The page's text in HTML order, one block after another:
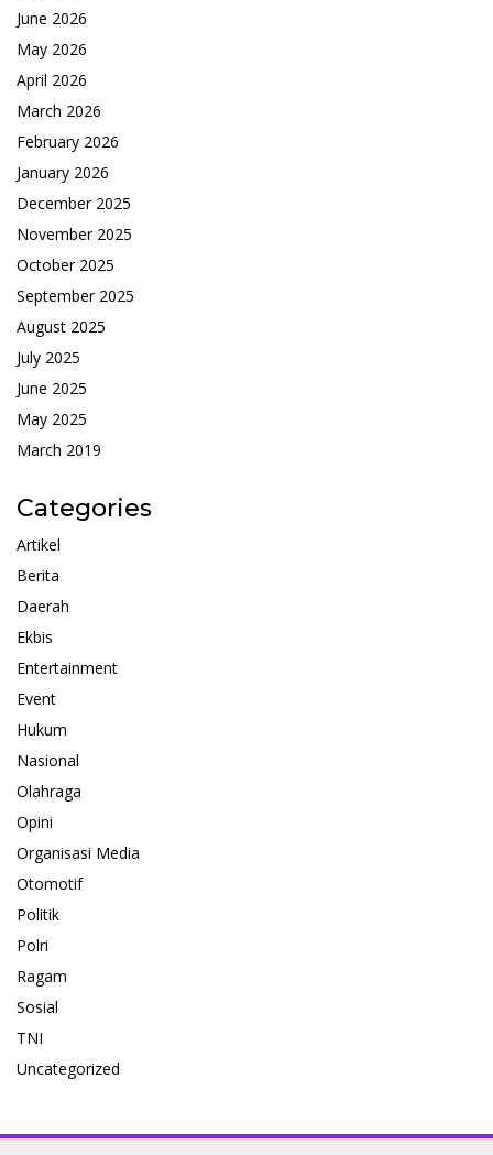
June 2026
May 2026
April 2026
March 2026
February 2026
January 2026
December 2025
November 2025
October 2025
September 2025
August 2025
July 2025
June 2025
May 2025
March 2019
Categories
Artikel
Berita
Daerah
Ekbis
Entertainment
Event
Hukum
Nasional
Olahraga
Opini
Organisasi Media
Otomotif
Politik
Polri
Ragam
Sosial
TNI
Uncategorized